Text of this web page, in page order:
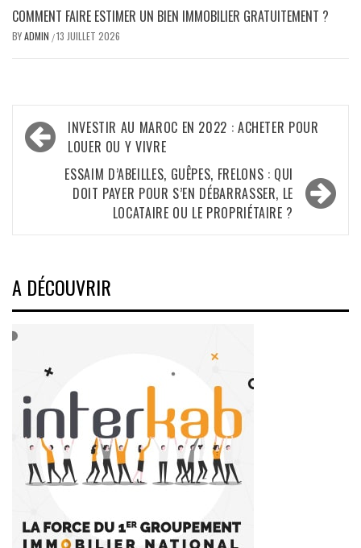
COMMENT FAIRE ESTIMER UN BIEN IMMOBILIER GRATUITEMENT ?
BYADMIN /13 JUILLET 2026
Navigation
de
l’article
INVESTIR AU MAROC EN 2022 : ACHETER POUR
LOUER OU Y VIVRE
ESSAIM D’ABEILLES, GUÊPES, FRELONS : QUI
DOIT PAYER POUR S’EN DÉBARRASSER, LE
LOCATAIRE OU LE PROPRIÉTAIRE ?
A DÉCOUVRIR